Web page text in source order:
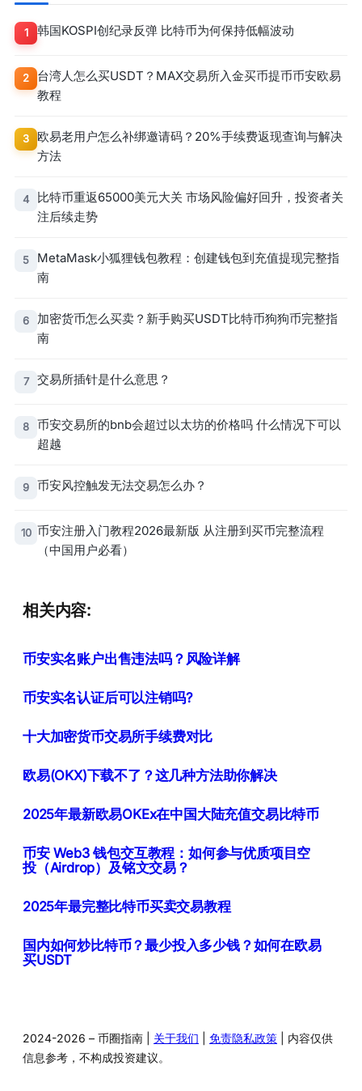
1 韩国KOSPI创纪录反弹 比特币为何保持低幅波动
2
台湾人怎么买USDT？MAX交易所入金买币提币币安欧易
教程
3
欧易老用户怎么补绑邀请码？20%手续费返现查询与解决
方法
4
比特币重返65000美元大关 市场风险偏好回升，投资者关
注后续走势
5
MetaMask小狐狸钱包教程：创建钱包到充值提现完整指
南
6
加密货币怎么买卖？新手购买USDT比特币狗狗币完整指
南
7 交易所插针是什么意思？
8
币安交易所的bnb会超过以太坊的价格吗 什么情况下可以
超越
9 币安风控触发无法交易怎么办？
10 币安注册入门教程2026最新版 从注册到买币完整流程
（中国用户必看）
相关内容:
币安实名账户出售违法吗？风险详解
币安实名认证后可以注销吗?
十大加密货币交易所手续费对比
欧易(OKX)下载不了？这几种方法助你解决
2025年最新欧易OKEx在中国大陆充值交易比特币
币安 Web3 钱包交互教程：如何参与优质项目空
投（Airdrop）及铭文交易？
2025年最完整比特币买卖交易教程
国内如何炒比特币？最少投入多少钱？如何在欧易
买USDT
2024-2026 – 币圈指南 | 关于我们 免责隐私政策 | 内容仅供
信息参考，不构成投资建议。